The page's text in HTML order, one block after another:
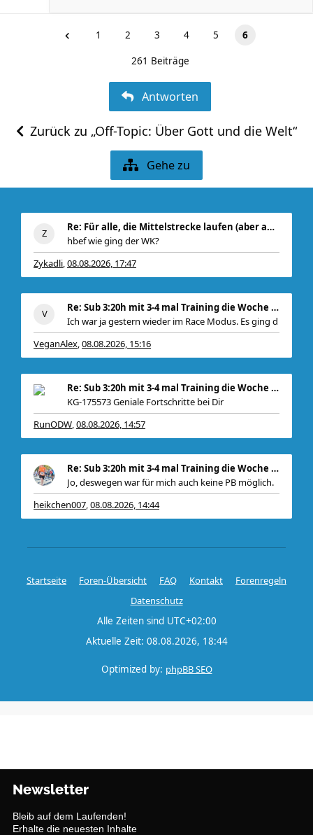
1 2 3 4 5 6
261 Beiträge
Antworten
Zurück zu „Off-Topic: Über Gott und die Welt“
Gehe zu
Re: Für alle, die Mittelstrecke laufen (aber auch
hbef wie ging der WK?
Zykadli,08.08.2026, 17:47
Re: Sub 3:20h mit 3-4 mal Training die Woche machb
Ich war ja gestern wieder im Race Modus. Es ging d
VeganAlex,08.08.2026, 15:16
Re: Sub 3:20h mit 3-4 mal Training die Woche machb
KG-175573 Geniale Fortschritte bei Dir
, zudem
RunODW,08.08.2026, 14:57
Re: Sub 3:20h mit 3-4 mal Training die Woche machb
Jo, deswegen war für mich auch keine PB möglich.
heikchen007,08.08.2026, 14:44
Startseite Foren-Übersicht FAQ Kontakt
Forenregeln
Datenschutz
Alle Zeiten sind UTC+02:00
Aktuelle Zeit: 08.08.2026, 18:44
Optimized by: phpBB SEO
Newsletter
Bleib auf dem Laufenden!
Erhalte die neuesten Inhalte